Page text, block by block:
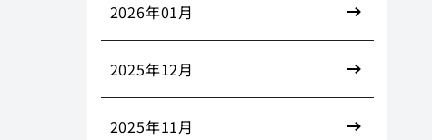
2026年01月
2025年12月
2025年11月